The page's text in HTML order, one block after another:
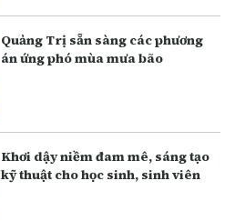
Quảng Trị sẵn sàng các phương
án ứng phó mùa mưa bão
Khơi dậy niềm đam mê, sáng tạo
kỹ thuật cho học sinh, sinh viên